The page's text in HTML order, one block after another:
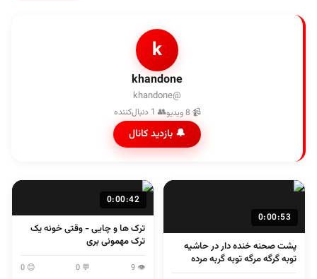
k
khandone
@khandone
📹 8 ویدیو 👥 1 دنبال‌کننده
🔔 بازدید کانال
0:00:53
پشت صحنه خنده دار در حاشیه
توبه گرگه مرگه توبه گربه مرده
0:00:42
ترک ها و چایی - وقتی خونه یک
ترک مهمونی بری
👁 9
💬 0
😊 0